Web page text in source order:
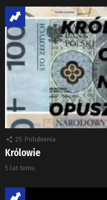
25 Polubienia
Królowie
5 lat temu